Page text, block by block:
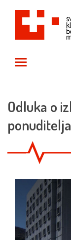
Odluka o
ponuditelja